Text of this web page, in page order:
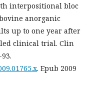
interpositional bloc
anorganic
up to one year after
clinical trial. Clin
. Epub 2009